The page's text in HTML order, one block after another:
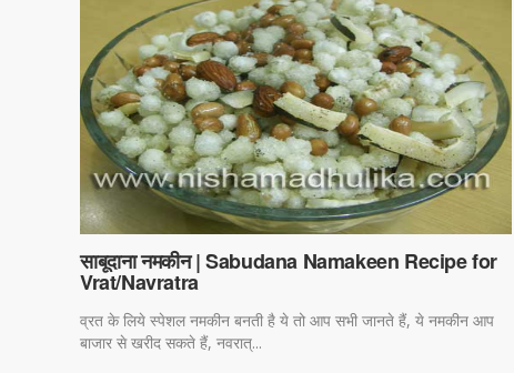
साबूदाना नमकीन | Sabudana Namakeen Recipe for
Vrat/Navratra
व्रत के लिये स्पेशल नमकीन बनती है ये तो आप सभी जानते हैं, ये नमकीन आप
बाजार से खरीद सकते हैं, नवरात्...